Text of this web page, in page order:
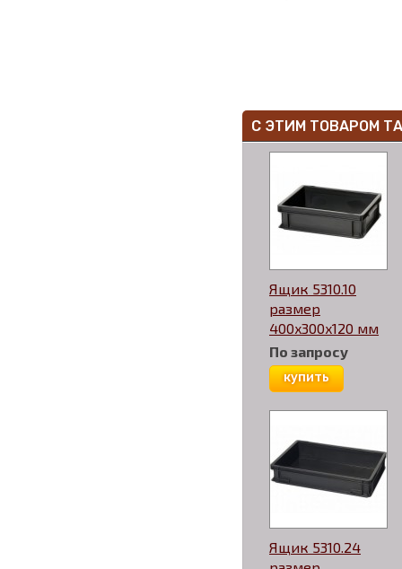
С ЭТИМ ТОВАРОМ
Ящик 5310.10
размер
400x300x120 мм
По запросу
купить
Ящик 5310.24